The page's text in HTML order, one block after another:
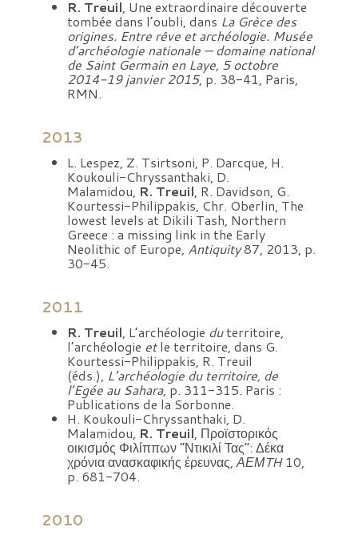
R. Treuil, Une extraordinaire découverte
tombée dans l’oubli, dans La Grèce des
origines. Entre rêve et archéologie. Musée
d’archéologie nationale — domaine national
de Saint Germain en Laye, 5 octobre
2014-19 janvier 2015, p. 38-41, Paris,
RMN.
2013
L. Lespez, Z. Tsirtsoni, P. Darcque, H.
Koukouli-Chryssanthaki, D.
Malamidou, R. Treuil, R. Davidson, G.
Kourtessi-Philippakis, Chr. Oberlin, The
lowest levels at Dikili Tash, Northern
Greece : a missing link in the Early
Neolithic of Europe, Antiquity87, 2013, p.
30-45.
2011
R. Treuil, L’archéologie duterritoire,
l’archéologie etle territoire, dans G.
Kourtessi-Philippakis, R. Treuil
(éds.), L’archéologie du territoire, de
l’Egée au Sahara, p. 311-315. Paris :
Publications de la Sorbonne.
H. Koukouli-Chryssanthaki, D.
Malamidou, R. Treuil, Προϊστορικός
οικισμός Φιλίππων “Ντικιλί Τας”: Δέκα
χρόνια ανασκαφικής έρευνας,ΑΕΜTH10,
p. 681-704.
2010